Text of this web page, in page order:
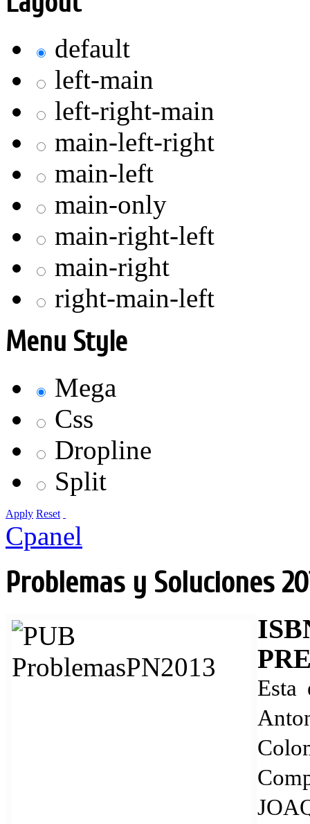
default
left-main
left-right-main
main-left-right
main-left
main-only
main-right-left
main-right
right-main-left
Menu Style
Mega
Css
Dropline
Split
Apply Reset
Cpanel
Problemas y Soluciones
Esta